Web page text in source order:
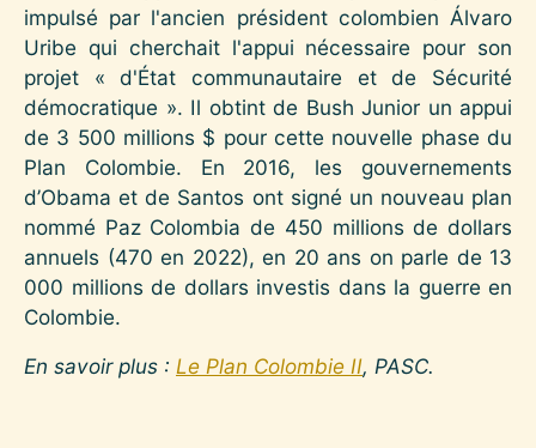
impulsé par l'ancien président colombien Álvaro
Uribe qui cherchait l'appui nécessaire pour son
projet « d'État communautaire et de Sécurité
démocratique ». Il obtint de Bush Junior un appui
de 3 500 millions $ pour cette nouvelle phase du
Plan Colombie. En 2016, les gouvernements
d’Obama et de Santos ont signé un nouveau plan
nommé Paz Colombia de 450 millions de dollars
annuels (470 en 2022), en 20 ans on parle de 13
000 millions de dollars investis dans la guerre en
Colombie.
En savoir plus : Le Plan Colombie II, PASC.